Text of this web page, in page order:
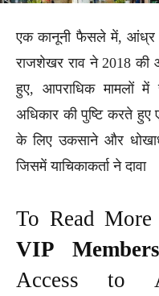
एक कानूनी फैसले में, आंध्र
राजशेखर राव ने 2018 की
हुए, आपराधिक मामलों
अधिकार की पुष्टि करते हुए
के लिए उकसाने और
जिसमें याचिकाकर्ता ने दावा
To Read More
VIP
Access to